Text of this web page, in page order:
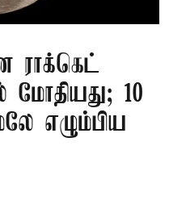
ராக்கெட்
மோதியது; 10
எழும்பிய